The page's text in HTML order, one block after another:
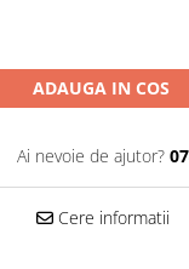
ADAUGA IN COS
Ai nevoie de ajutor?
Cere informatii